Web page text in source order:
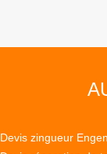
Devis zingueur